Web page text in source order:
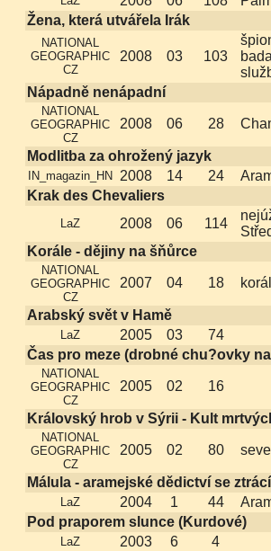
Žena, která utvářela Irák
NATIONAL
GEOGRAPHIC
CZ
2008 03 103
Nápadně nenápadní
NATIONAL
GEOGRAPHIC
CZ
2008 06 28
Modlitba za ohrožený jazyk
IN_magazin_HN 2008 14 24
Krak des Chevaliers
LaZ 2008 06 114
Korále - dějiny na šňůrce
NATIONAL
GEOGRAPHIC
CZ
2007 04 18
Arabský svět v Hamě
LaZ 2005 03
74
Čas pro meze (drobné chu?ovky
NATIONAL
GEOGRAPHIC
CZ
2005 02 16
Královský hrob v Sýrii - Kult
NATIONAL
GEOGRAPHIC
CZ
2005 02 80
Málula - aramejské dědictví se ztrácí
LaZ 2004 1 44
Pod praporem slunce (Kurdové)
LaZ 2003 6
4